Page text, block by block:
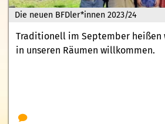
Die neuen BFDler*innen 2023/24
Traditionell im September heißen
in unseren Räumen willkommen.